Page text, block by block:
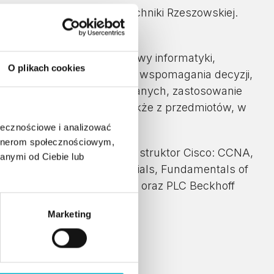
O plikach cookies
i analizować
społecznościowym,
od Ciebie lub
Marketing
i Marketingu Politechniki Rzeszowskiej.
w Rzeszowie.
z przedmiotów: podstawy informatyki,
komputerowe systemy wspomagania decyzji,
i wbudowanych, zastosowanie
i rekreacji, a także z przedmiotów, w
e-Nauczyciel. Instruktor Cisco: CCNA,
Infrastructure Essentials, Fundamentals of
z programowania robotów oraz PLC Beckhoff